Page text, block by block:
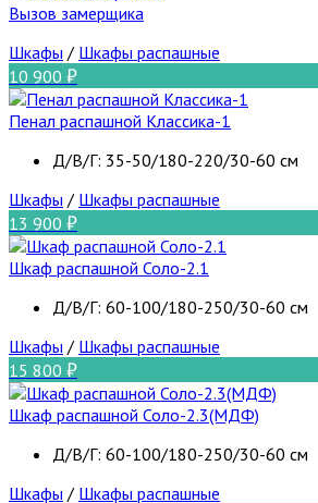
Вызов замерщика
Шкафы / Шкафы распашные
10 900
Пенал распашной Классика-1
Д/В/Г: 35-50/180-220/30-60 см
Шкафы / Шкафы распашные
13 900
Шкаф распашной Соло-2.1
Д/В/Г: 60-100/180-250/30-60 см
Шкафы / Шкафы распашные
15 800
Шкаф распашной Соло-2.3(МДФ)
Д/В/Г: 60-100/180-250/30-60 см
Шкафы / Шкафы распашные